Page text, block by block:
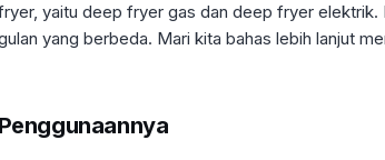
yaitu deep fryer gas dan deep fryer elektrik.
yang berbeda. Mari kita bahas lebih lanjut